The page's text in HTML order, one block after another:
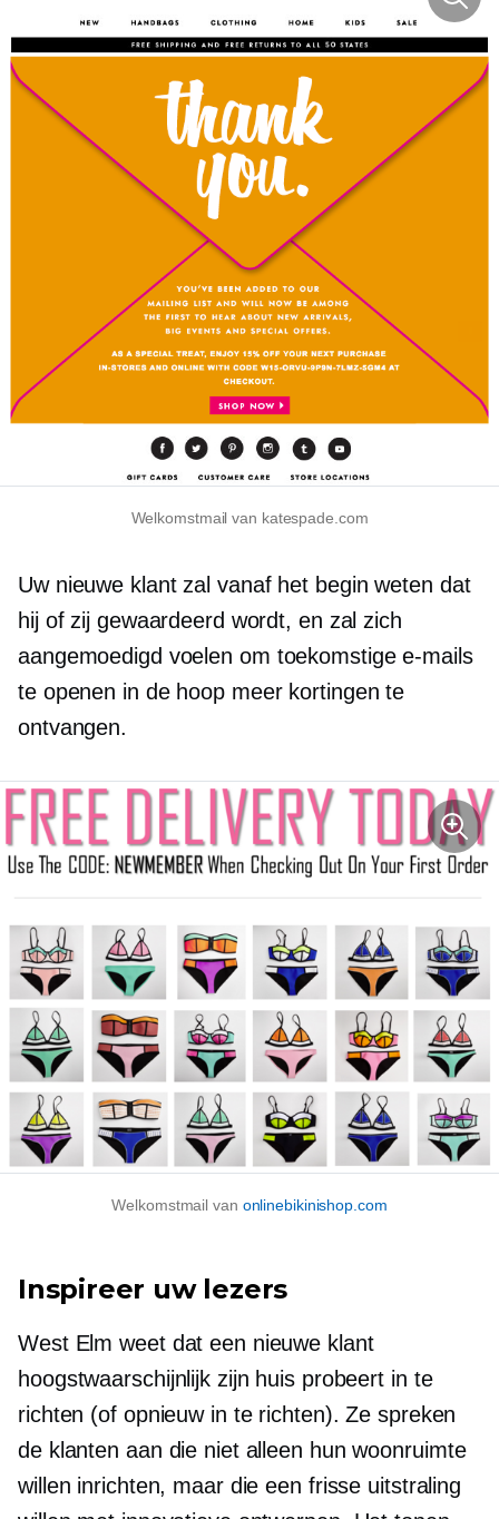
Welkomstmail van katespade.com
Uw nieuwe klant zal vanaf het begin weten dat
hij of zij gewaardeerd wordt, en zal zich
aangemoedigd voelen om toekomstige e-mails
te openen in de hoop meer kortingen te
ontvangen.
Welkomstmail van onlinebikinishop.com
Inspireer uw lezers
West Elm weet dat een nieuwe klant
hoogstwaarschijnlijk zijn huis probeert in te
richten (of opnieuw in te richten). Ze spreken
de klanten aan die niet alleen hun woonruimte
willen inrichten, maar die een frisse uitstraling